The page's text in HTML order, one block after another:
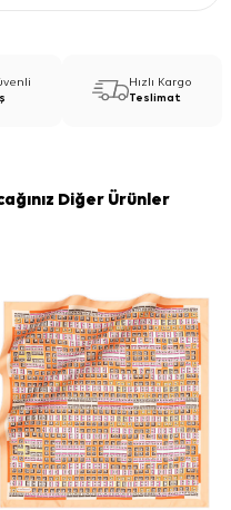
Hızlı Kargo
Teslimat
Diğer Ürünler